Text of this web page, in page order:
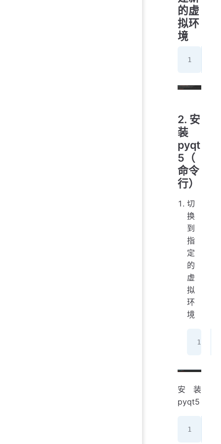
的虚
拟环
境
2. 安
装
pyqt
5（
命令
行）
切
换
到
指
定
的
虚
拟
环
境
安装
pyqt5